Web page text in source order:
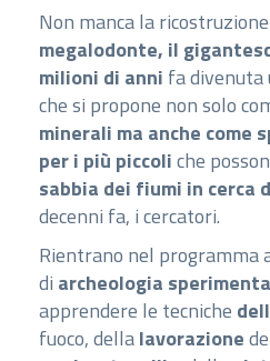
Non manca la
megalodonte, il
milioni di anni fa divenuta
che si propone non solo
minerali ma anche come
per i più piccoliche
sabbia dei fiumi in cerca
decenni fa, i cercatori.
Rientrano nel programma
di archeologia
apprendere le tecniche
fuoco, dellalavorazione